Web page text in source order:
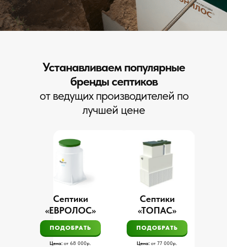
Устанавливаем популярные
бренды септиков
от ведущих производителей по
лучшей цене
Септики
«ЕВРОЛОС»
Цена: от 68 000р.
ПОДОБРАТЬ
Септики
«ТОПАС»
Цена: от 77 000р.
ПОДОБРАТЬ